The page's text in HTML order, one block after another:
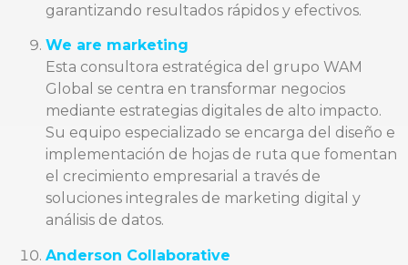
garantizando resultados rápidos y efectivos.
We are marketing
Esta consultora estratégica del grupo WAM
Global se centra en transformar negocios
mediante estrategias digitales de alto impacto.
Su equipo especializado se encarga del diseño e
implementación de hojas de ruta que fomentan
el crecimiento empresarial a través de
soluciones integrales de marketing digital y
análisis de datos.
Anderson Collaborative